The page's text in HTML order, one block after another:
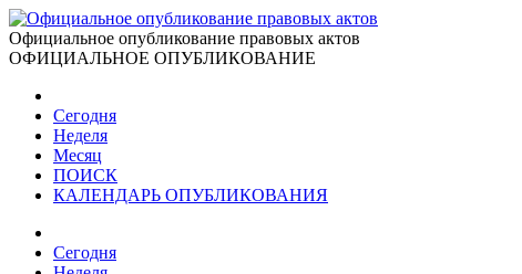
Официальное опубликование правовых актов
ОФИЦИАЛЬНОЕ ОПУБЛИКОВАНИЕ
Сегодня
Неделя
Месяц
ПОИСК
КАЛЕНДАРЬ ОПУБЛИКОВАНИЯ
Сегодня